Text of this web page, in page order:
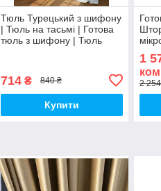
Тюль Турецький з шифону
| Тюль на тасьмі | Готова
тюль з шифону | Тюль
714₴ 840 ₴
Купити
1
2